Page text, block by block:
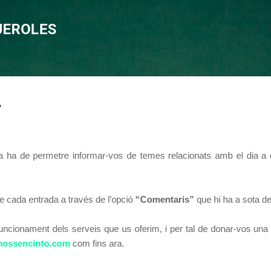
ha de permetre informar-vos de temes relacionats amb el dia a
entrada a través de l’opció “Comentaris” que hi ha a sota
dels serveis que us oferim, i per tal de donar-vos
com fins ara.